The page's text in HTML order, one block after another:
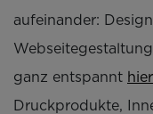
aufeinander:
ganz entspannt
Druckprodukte,